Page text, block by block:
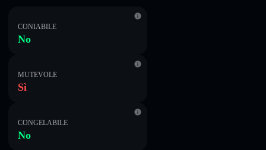
CONIABILE
No
MUTEVOLE
Sì
CONGELABILE
No